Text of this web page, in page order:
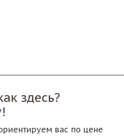
здесь?
вас по цене